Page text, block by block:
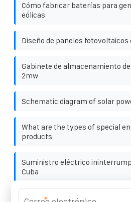
Cómo fabricar baterías para
eólicas
Diseño de paneles
Gabinete de almacenamiento
2mw
Schematic diagram of solar
What are the types of special
products
Suministro eléctrico
Cuba
Gabinete de almacenamiento de
*